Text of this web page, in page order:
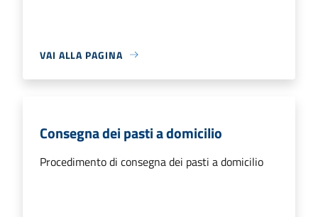
VAI ALLA PAGINA
Consegna dei pasti a domicilio
Procedimento di consegna dei pasti a domicilio